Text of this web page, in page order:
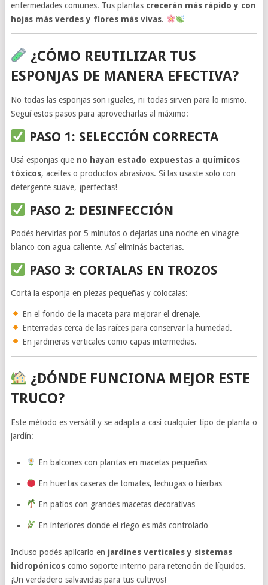
enfermedades comunes. Tus plantas crecerán más rápido y con
hojas más verdes y flores más vivas.
¿CÓMO REUTILIZAR TUS
ESPONJAS DE MANERA EFECTIVA?
No todas las esponjas son iguales, ni todas sirven para lo mismo.
Seguí estos pasos para aprovecharlas al máximo:
PASO 1: SELECCIÓN CORRECTA
Usá esponjas que no hayan estado expuestas a químicos
tóxicos, aceites o productos abrasivos. Si las usaste solo con
detergente suave, ¡perfectas!
PASO 2: DESINFECCIÓN
Podés hervirlas por 5 minutos o dejarlas una noche en vinagre
blanco con agua caliente. Así eliminás bacterias.
PASO 3: CORTALAS EN TROZOS
Cortá la esponja en piezas pequeñas y colocalas:
En el fondo de la maceta para mejorar el drenaje.
Enterradas cerca de las raíces para conservar la humedad.
En jardineras verticales como capas intermedias.
¿DÓNDE FUNCIONA MEJOR ESTE
TRUCO?
Este método es versátil y se adapta a casi cualquier tipo de planta o
jardín:
En balcones con plantas en macetas pequeñas
En huertas caseras de tomates, lechugas o hierbas
En patios con grandes macetas decorativas
En interiores donde el riego es más controlado
Incluso podés aplicarlo en jardines verticales y sistemas
hidropónicoscomo soporte interno para retención de líquidos.
¡Un verdadero salvavidas para tus cultivos!